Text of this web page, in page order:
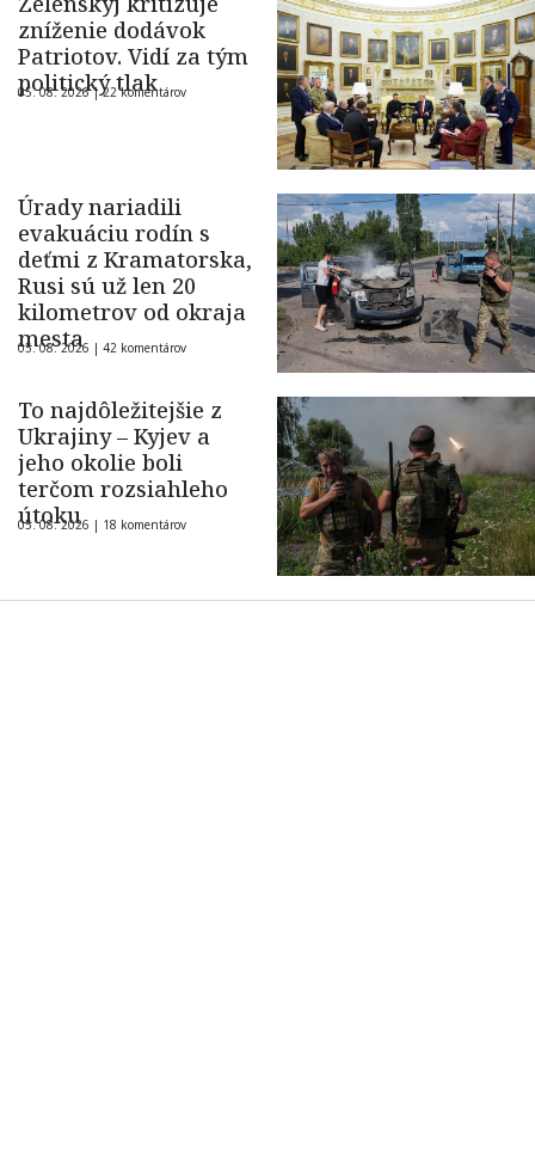
zníženie dodávok
Patriotov. Vidí za tým
politický tlak
05. 08. 2026 |22 komentárov
Úrady nariadili
evakuáciu rodín s
deťmi z Kramatorska,
Rusi sú už len 20
kilometrov od okraja
mesta
05. 08. 2026 | 42 komentárov
To najdôležitejšie z
Ukrajiny – Kyjev a
jeho okolie boli
terčom rozsiahleho
útoku
05. 08. 2026 | 18 komentárov